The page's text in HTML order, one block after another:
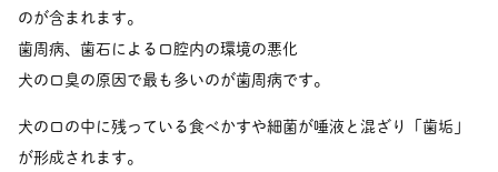
のが含まれます。
歯周病、歯石による口腔内の環境の悪化
犬の口臭の原因で最も多いのが歯周病です。
犬の口の中に残っている食べかすや細菌が唾液と混ざり「歯垢」
が形成されます。